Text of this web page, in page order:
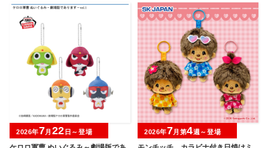
2026年7月 22 日～登場 2026年7月第4週～登場